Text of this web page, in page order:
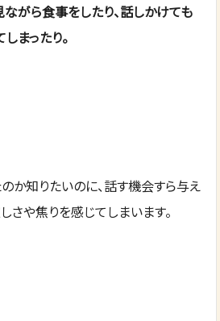
がら食事をしたり、話しかけても
まったり。
か知りたいのに、話す機会すら与え
さや焦りを感じてしまいます。